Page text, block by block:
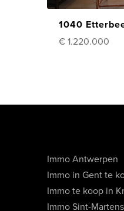
1040
€ 1.220.000
Immo Antwerpen
Immo in Gent te
Immo te koop in
Immo Sint-